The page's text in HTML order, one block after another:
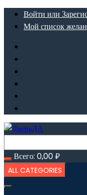
ПерейтиВойти или
Мой список
Всего: 0,00₽
ALL CATEGORIES